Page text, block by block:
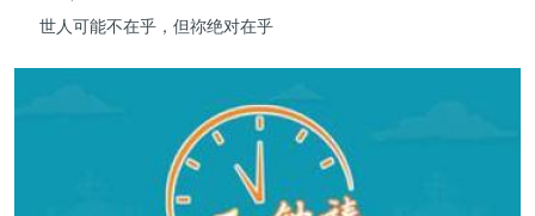
世人可能不在乎，但祢绝对在乎